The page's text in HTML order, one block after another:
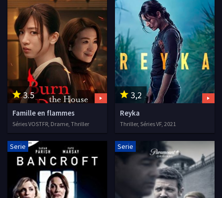
3.5
Famille en flammes
Séries VOSTFR, Drame, Thriller
3,2
Reyka
Thriller, Séries VF, 2021
Serie Serie